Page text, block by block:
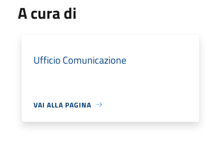
A cura di
Ufficio Comunicazione
VAI ALLA PAGINA